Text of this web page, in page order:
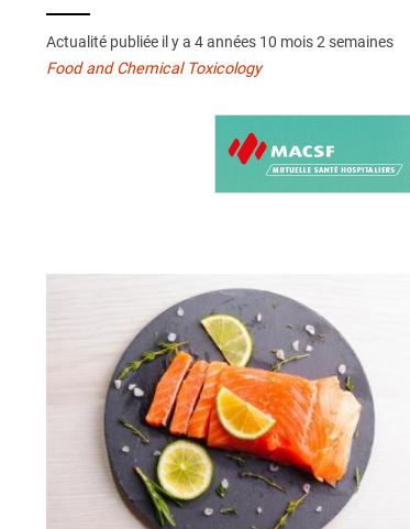
Actualité publiée il y a 4 années 10 mois 2 semaines
Food and Chemical Toxicology